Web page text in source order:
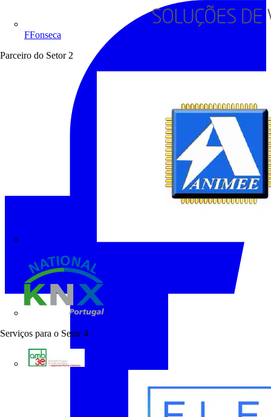
FFonseca
Parceiro do Setor 2
Serviços para o Setor 4